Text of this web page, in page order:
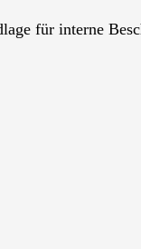
für interne